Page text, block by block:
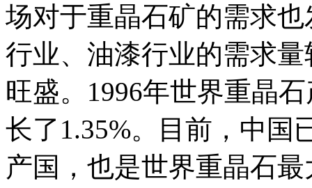
场对于重晶石矿的需求
行业、油漆行业的需求
旺盛。1996年世界重晶
长了1.35%。目前，中国
产国，也是世界重晶石